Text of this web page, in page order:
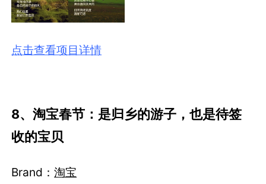
点击查看项目详情
8、淘宝春节：是归乡的游子，也是待签
收的宝贝
Brand：淘宝